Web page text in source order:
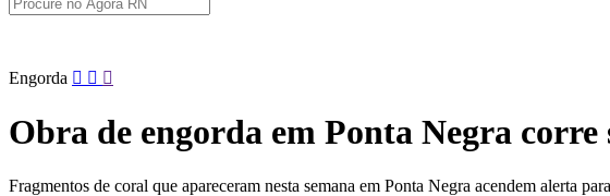
Pular
para
conteúdo
Engorda
Obra de engorda em Ponta Negra
Fragmentos de coral que apareceram nesta semana em Ponta Negra acendem alerta